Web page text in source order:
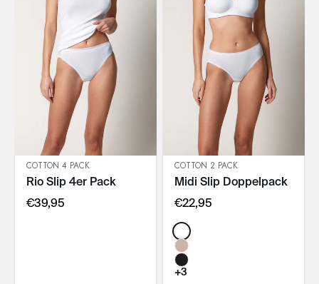
IN DEN WARENKORB
COTTON 4 PACK
Rio Slip 4er Pack
€39,95
IN DEN WARENKORB
COTTON 2 PACK
Midi Slip Doppelpack
€22,95
Color:
+3